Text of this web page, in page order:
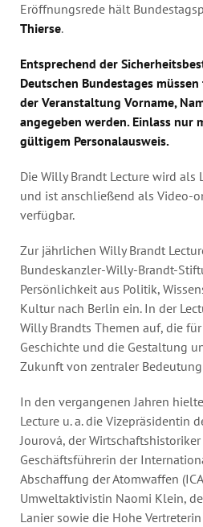
Eröffnungsrede hält
Thierse.
Entsprechend der
Deutschen Bundestages
der Veranstaltung Vorname,
angegeben werden. Einlass nur
gültigem Personalausweis.
Die Willy Brandt Lecture wird als
und ist anschließend als Video-
verfügbar.
Zur jährlichen Willy Brandt
Bundeskanzler-Willy-Brandt-
Persönlichkeit aus Politik,
Kultur nach Berlin ein. In der
Willy Brandts Themen auf, die
Geschichte und die Gestaltung
Zukunft von zentraler
In den vergangenen Jahren
Lecture u. a. die Vizepräsidentin
Jourová, der
Geschäftsführerin der
Abschaffung der Atomwaffen
Umweltaktivistin Naomi Klein,
Lanier sowie die Hohe